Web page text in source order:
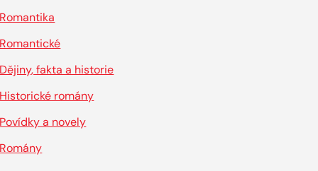
Romantika
Romantické
Dějiny, fakta a historie
Historické romány
Povídky a novely
Romány